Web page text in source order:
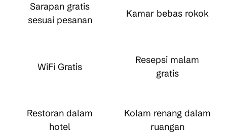
Sarapan gratis
sesuai pesanan
Kamar bebas rokok
WiFi Gratis
Resepsi malam
gratis
Restoran dalam
hotel
Kolam renang dalam
ruangan